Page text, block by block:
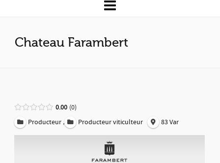
Chateau Farambert
0.00 0
Producteur , Producteur viticulteur 83 Var